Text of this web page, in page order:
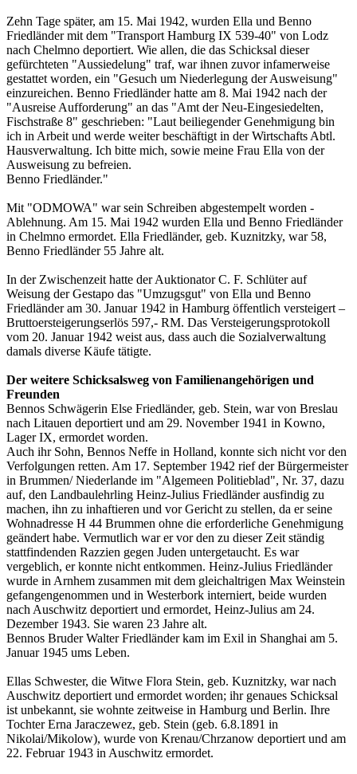
Zehn Tage später, am 15. Mai 1942, wurden Ella und Benno
Friedländer mit dem "Transport Hamburg IX 539-40" von Lodz
nach Chelmno deportiert. Wie allen, die das Schicksal dieser
gefürchteten "Aussiedelung" traf, war ihnen zuvor infamerweise
gestattet worden, ein "Gesuch um Niederlegung der Ausweisung"
einzureichen. Benno Friedländer hatte am 8. Mai 1942 nach der
"Ausreise Aufforderung" an das "Amt der Neu-Eingesiedelten,
Fischstraße 8" geschrieben: "Laut beiliegender Genehmigung bin
ich in Arbeit und werde weiter beschäftigt in der Wirtschafts Abtl.
Hausverwaltung. Ich bitte mich, sowie meine Frau Ella von der
Ausweisung zu befreien.
Benno Friedländer."
Mit "ODMOWA" war sein Schreiben abgestempelt worden -
Ablehnung. Am 15. Mai 1942 wurden Ella und Benno Friedländer
in Chelmno ermordet. Ella Friedländer, geb. Kuznitzky, war 58,
Benno Friedländer 55 Jahre alt.
In der Zwischenzeit hatte der Auktionator C. F. Schlüter auf
Weisung der Gestapo das "Umzugsgut" von Ella und Benno
Friedländer am 30. Januar 1942 in Hamburg öffentlich versteigert –
Bruttoersteigerungserlös 597,- RM. Das Versteigerungsprotokoll
vom 20. Januar 1942 weist aus, dass auch die Sozialverwaltung
damals diverse Käufe tätigte.
Der weitere Schicksalsweg von Familienangehörigen und
Freunden
Bennos Schwägerin Else Friedländer, geb. Stein, war von Breslau
nach Litauen deportiert und am 29. November 1941 in Kowno,
Lager IX, ermordet worden.
Auch ihr Sohn, Bennos Neffe in Holland, konnte sich nicht vor den
Verfolgungen retten. Am 17. September 1942 rief der Bürgermeister
in Brummen/ Niederlande im "Algemeen Politieblad", Nr. 37, dazu
auf, den Landbaulehrling Heinz-Julius Friedländer ausfindig zu
machen, ihn zu inhaftieren und vor Gericht zu stellen, da er seine
Wohnadresse H 44 Brummen ohne die erforderliche Genehmigung
geändert habe. Vermutlich war er vor den zu dieser Zeit ständig
stattfindenden Razzien gegen Juden untergetaucht. Es war
vergeblich, er konnte nicht entkommen. Heinz-Julius Friedländer
wurde in Arnhem zusammen mit dem gleichaltrigen Max Weinstein
gefangengenommen und in Westerbork interniert, beide wurden
nach Auschwitz deportiert und ermordet, Heinz-Julius am 24.
Dezember 1943. Sie waren 23 Jahre alt.
Bennos Bruder Walter Friedländer kam im Exil in Shanghai am 5.
Januar 1945 ums Leben.
Ellas Schwester, die Witwe Flora Stein, geb. Kuznitzky, war nach
Auschwitz deportiert und ermordet worden; ihr genaues Schicksal
ist unbekannt, sie wohnte zeitweise in Hamburg und Berlin. Ihre
Tochter Erna Jaraczewez, geb. Stein (geb. 6.8.1891 in
Nikolai/Mikolow), wurde von Krenau/Chrzanow deportiert und am
22. Februar 1943 in Auschwitz ermordet.